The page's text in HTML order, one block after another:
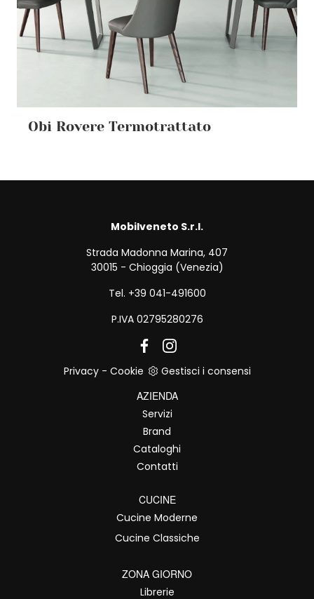
Obi Rovere Termotrattato
Mobilveneto S.r.l.
Strada Madonna Marina, 407
30015 - Chioggia (Venezia)
Tel. +39 041-491600
P.IVA 02795280276
Privacy- Cookie
Gestisci i consensi
AZIENDA
Servizi
Brand
Cataloghi
Contatti
CUCINE
Cucine Moderne
Cucine Classiche
ZONA GIORNO
Librerie